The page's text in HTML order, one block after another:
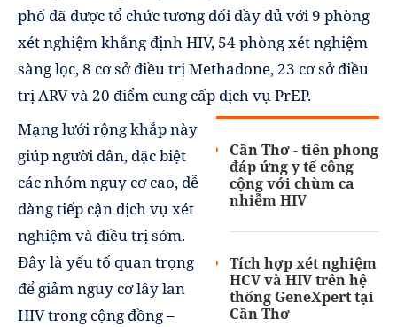
phố đã được tổ chức tương đối đầy đủ với 9 phòng
xét nghiệm khẳng định HIV, 54 phòng xét nghiệm
sàng lọc, 8 cơ sở điều trị Methadone, 23 cơ sở điều
trị ARV và 20 điểm cung cấp dịch vụ PrEP.
Cần Thơ - tiên phong
đáp ứng y tế công
cộng với chùm ca
nhiễm HIV
Tích hợp xét nghiệm
HCV và HIV trên hệ
thống GeneXpert tại
Cần Thơ
Mạng lưới rộng khắp này
giúp người dân, đặc biệt
các nhóm nguy cơ cao, dễ
dàng tiếp cận dịch vụ xét
nghiệm và điều trị sớm.
Đây là yếu tố quan trọng
để giảm nguy cơ lây lan
HIV trong cộng đồng –